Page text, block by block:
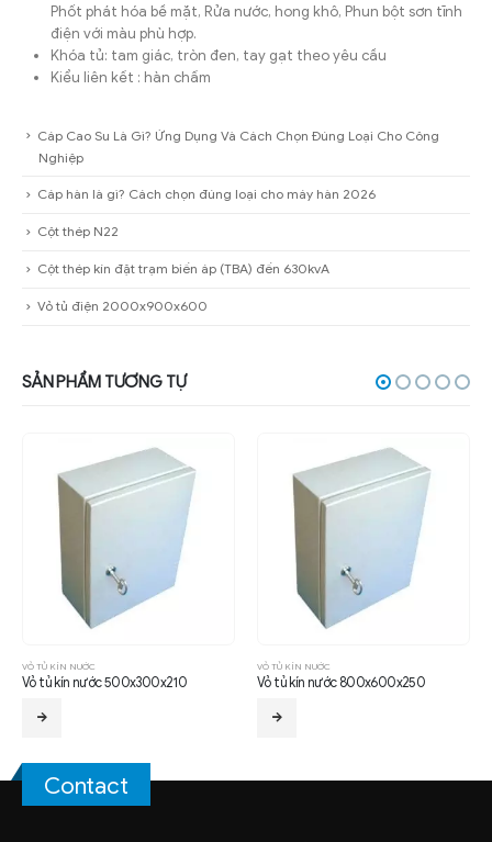
Phốt phát hóa bề mặt, Rửa nước, hong khô, Phun bột sơn tĩnh
điện với màu phù hợp.
Khóa tủ: tam giác, tròn đen, tay gạt theo yêu cầu
Kiểu liên kết : hàn chấm
Cáp Cao Su Là Gì? Ứng Dụng Và Cách Chọn Đúng Loại Cho Công
Nghiệp
Cáp hàn là gì? Cách chọn đúng loại cho máy hàn 2026
Cột thép N22
Cột thép kín đặt trạm biến áp (TBA) đến 630kvA
Vỏ tủ điện 2000x900x600
SẢN PHẨM TƯƠNG TỰ
VỎ TỦ KÍN NƯỚC
Vỏ tủ kín nước 800x600x250
VỎ TỦ KÍN NƯỚC
Vỏ tủ kín nước 600x600x210
Contact